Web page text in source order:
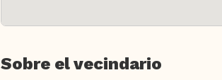
Sobre el vecindario